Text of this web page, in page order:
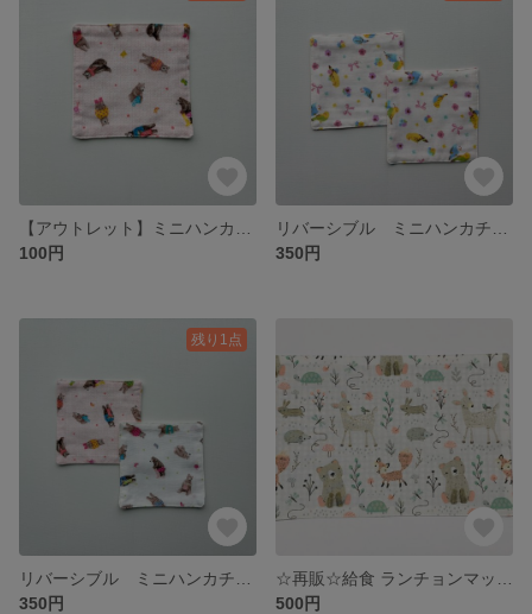
100円
350円
残り1点
350円
500円